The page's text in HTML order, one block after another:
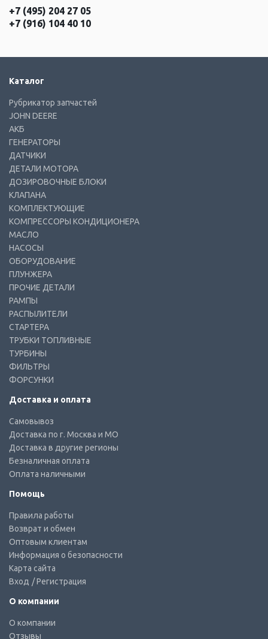
+7 (495) 204 27 05
+7 (916) 104 40 10
Каталог
Рубрикатор запчастей
JOHN DEERE
АКБ
ГЕНЕРАТОРЫ
ДАТЧИКИ
ДЕТАЛИ МОТОРА
ДОЗИРОВОЧНЫЕ БЛОКИ
КЛАПАНА
КОМПЛЕКТУЮЩИЕ
КОМПРЕССОРЫ КОНДИЦИОНЕРА
МАСЛО
НАСОСЫ
ОБОРУДОВАНИЕ
ПЛУНЖЕРА
ПРОЧИЕ ДЕТАЛИ
РАМПЫ
РАСПЫЛИТЕЛИ
СТАРТЕРА
ТРУБКИ ТОПЛИВНЫЕ
ТУРБИНЫ
ФИЛЬТРЫ
ФОРСУНКИ
Доставка и оплата
Самовывоз
Доставка по г. Москва и МО
Доставка в другие регионы
Безналичная оплата
Оплата наличными
Помощь
Правила работы
Возврат и обмен
Оптовым клиентам
Информация о безопасности
Карта сайта
Вход / Регистрация
О компании
О компании
Отзывы